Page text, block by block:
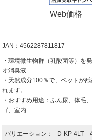
Web価格
JAN：4562287811817
・環境微生物群（乳酸菌等）を
オ消臭液
・天然成分100％で、ペットが
れます。
・おすすめ用途：ふん尿、体毛
ゴ、室内
バリエーション： D-KP-4LT